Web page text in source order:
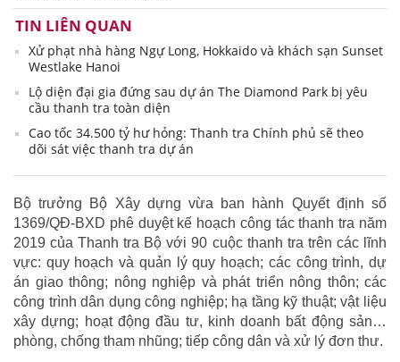
TIN LIÊN QUAN
Xử phạt nhà hàng Ngự Long, Hokkaido và khách sạn Sunset
Westlake Hanoi
Lộ diện đại gia đứng sau dự án The Diamond Park bị yêu
cầu thanh tra toàn diện
Cao tốc 34.500 tỷ hư hỏng: Thanh tra Chính phủ sẽ theo
dõi sát việc thanh tra dự án
Bộ trưởng Bộ Xây dựng vừa ban hành Quyết định số
1369/QĐ-BXD phê duyệt kế hoạch công tác thanh tra năm
2019 của Thanh tra Bộ với 90 cuộc thanh tra trên các lĩnh
vực: quy hoạch và quản lý quy hoạch; các công trình, dự
án giao thông; nông nghiệp và phát triển nông thôn; các
công trình dân dụng công nghiệp; hạ tầng kỹ thuật; vật liệu
xây dựng; hoạt động đầu tư, kinh doanh bất động sản…
phòng, chống tham nhũng; tiếp công dân và xử lý đơn thư.